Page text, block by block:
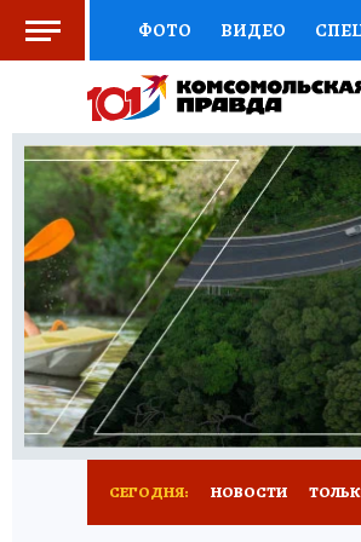
ФОТО ВИДЕО
СОЦПОДДЕРЖКА
ВЫБОР ЭКСПЕРТОВ
КНИЖНАЯ ПОЛКА
ПРЕСС-ЦЕНТР
РАДИО КП РЕКЛАМА
СЕГОДНЯ: НОВОСТИ